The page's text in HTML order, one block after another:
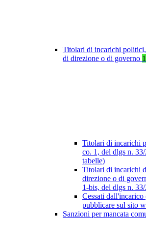
Titolari di incarichi
di direzione o di governo 1
Titolari di incarichi
co. 1, del dlgs n.
tabelle)
Titolari di incarichi
direzione o di
1-bis, del dlgs n.
Cessati dall'incarico
pubblicare sul sito
Sanzioni per mancata